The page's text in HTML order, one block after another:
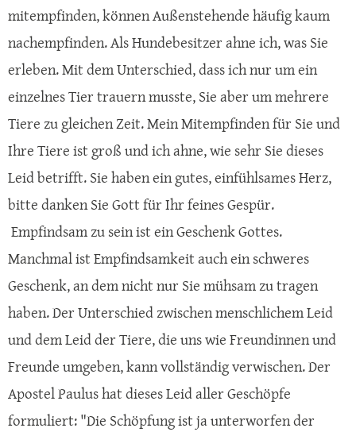
mitempfinden, können Außenstehende häufig kaum
nachempfinden. Als Hundebesitzer ahne ich, was Sie
erleben. Mit dem Unterschied, dass ich nur um ein
einzelnes Tier trauern musste, Sie aber um mehrere
Tiere zu gleichen Zeit. Mein Mitempfinden für Sie und
Ihre Tiere ist groß und ich ahne, wie sehr Sie dieses
Leid betrifft. Sie haben ein gutes, einfühlsames Herz,
bitte danken Sie Gott für Ihr feines Gespür.
Empfindsam zu sein ist ein Geschenk Gottes.
Manchmal ist Empfindsamkeit auch ein schweres
Geschenk, an dem nicht nur Sie mühsam zu tragen
haben. Der Unterschied zwischen menschlichem Leid
und dem Leid der Tiere, die uns wie Freundinnen und
Freunde umgeben, kann vollständig verwischen. Der
Apostel Paulus hat dieses Leid aller Geschöpfe
formuliert: "Die Schöpfung ist ja unterworfen der